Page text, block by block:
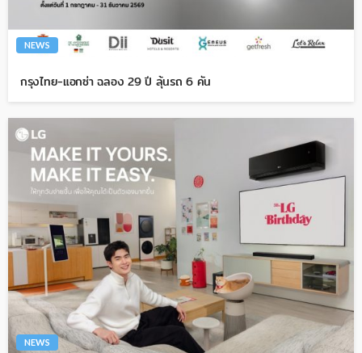
NEWS
กรุงไทย-แอกซ่า ฉลอง 29 ปี ลุ้นรถ 6 คัน
NEWS